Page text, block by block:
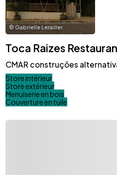
© Gabrielle Lerailler
Toca Raizes
CMAR construções
Store intérieur
Store extérieur
Menuiserie en bois
Couverture en tuile